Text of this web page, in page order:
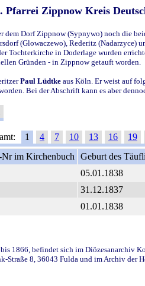
Pfarrei Zippnow Kreis
dem Dorf Zippnow (Sypnywo) noch die
(Glowaczewo), Rederitz
in Doderlage wurden
Gründen - in Zippnow getauft worden.
Paul Lüdtke aus Köln. Er weist auf
Bei der Abschrift kann es aber
1 4 7 10 13 16 19
im Kirchenbuch Geburt des
05.01.1838
31.12.1837
01.01.1838
1866, befindet sich im Diözesanarchiv
Straße 8, 36043 Fulda und im Archiv der